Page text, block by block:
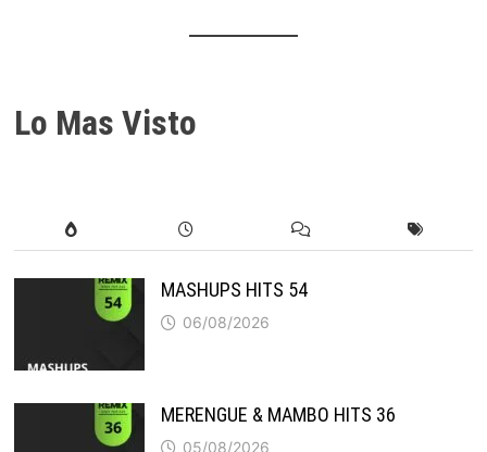
Lo Mas Visto
MASHUPS HITS 54
06/08/2026
MERENGUE & MAMBO HITS 36
05/08/2026